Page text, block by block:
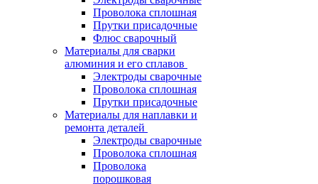
Проволока сплошная
Прутки присадочные
Флюс сварочный
Материалы для сварки
алюминия и его сплавов
Электроды сварочные
Проволока сплошная
Прутки присадочные
Материалы для наплавки и
ремонта деталей
Электроды сварочные
Проволока сплошная
Проволока
порошковая